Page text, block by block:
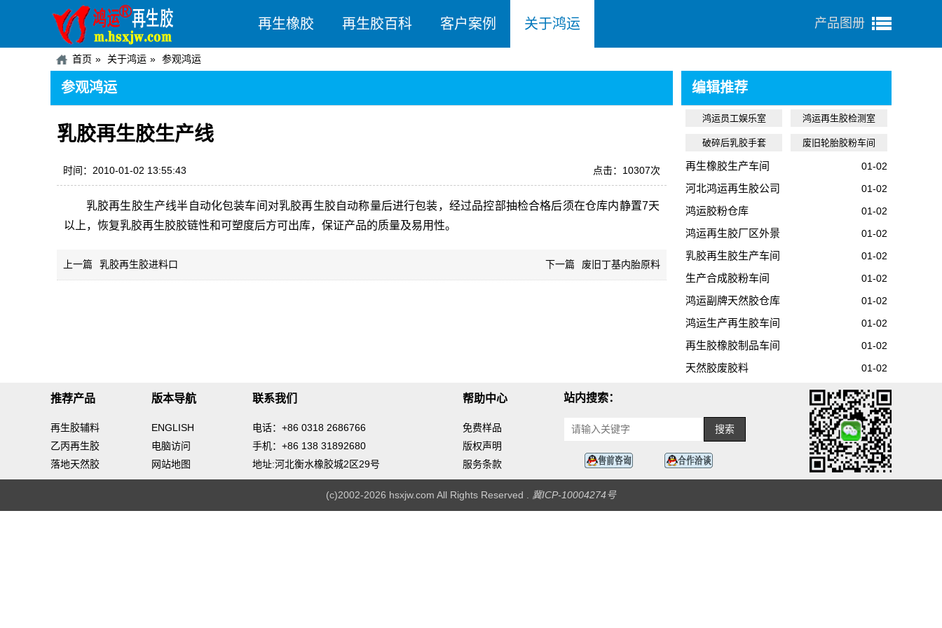
再生橡胶 再生胶百科 客户案例 关于鸿运 产品图册
首页 关于鸿运 参观鸿运
参观鸿运
乳胶再生胶生产线
时间：2010-01-02 13:55:43 点击：10307次
乳胶再生胶生产线半自动化包装车间对乳胶再生胶自动称量后进行包装，经过品控部抽检合格后须在仓库内静置7天
以上，恢复乳胶再生胶胶链性和可塑度后方可出库，保证产品的质量及易用性。
上一篇 乳胶再生胶进料口 下一篇 废旧丁基内胎原料
编辑推荐
鸿运员工娱乐室 鸿运再生胶检测室
破碎后乳胶手套 废旧轮胎胶粉车间
01-02
再生橡胶生产车间
01-02
河北鸿运再生胶公司
01-02
鸿运胶粉仓库
01-02
鸿运再生胶厂区外景
01-02
乳胶再生胶生产车间
01-02
生产合成胶粉车间
01-02
鸿运副牌天然胶仓库
01-02
鸿运生产再生胶车间
01-02
再生胶橡胶制品车间
01-02
天然胶废胶料
推荐产品
再生胶辅料
乙丙再生胶
落地天然胶
版本导航
ENGLISH
电脑访问
网站地图
联系我们
电话：+86 0318 2686766
手机：+86 138 31892680
地址:河北衡水橡胶城2区29号
帮助中心
免费样品
版权声明
服务条款
站内搜索：
搜索
(c)2002-2026 hsxjw.com All Rights Reserved . 冀ICP-10004274号